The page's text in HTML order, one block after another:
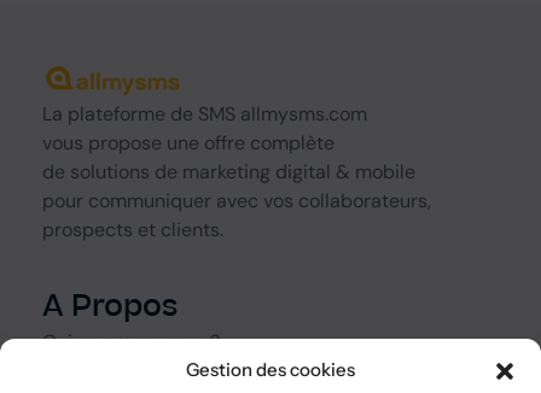
Gestion des cookies
La plateforme de SMS allmysms.com
vous propose une offre complète
de solutions de marketing digital & mobile
pour communiquer avec vos collaborateurs,
prospects et clients.
A Propos
Qui sommes-nous ?